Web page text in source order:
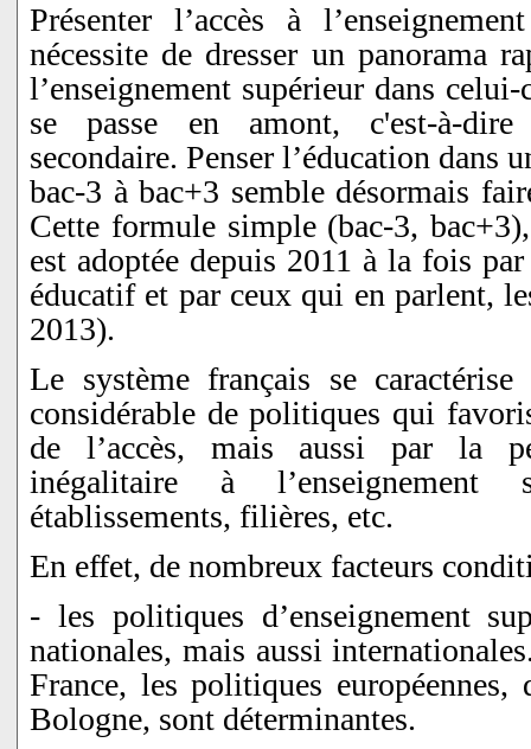
Présenter l’accès à
nécessite de dresser un panorama
l’enseignement supérieur dans
se passe en amont, c'est-à-dire
secondaire. Penser l’éducation dans
bac-3 à bac+3 semble désormais
Cette formule simple (bac-3,
est adoptée depuis 2011 à la fois
éducatif et par ceux qui en parlent,
2013).
Le système français se
considérable de politiques qui
de l’accès, mais aussi par la
inégalitaire à l’enseignement
établissements, filières, etc.
En effet, de nombreux facteurs
- les politiques d’enseignement
nationales, mais aussi
France, les politiques européennes,
Bologne, sont déterminantes.